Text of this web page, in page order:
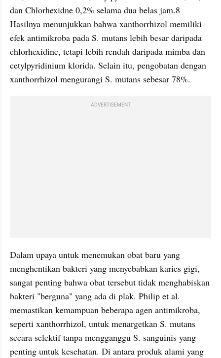
dan Chlorhexidne 0,2% selama dua belas jam.8
Hasilnya menunjukkan bahwa xanthorrhizol memiliki
efek antimikroba pada S. mutans lebih besar daripada
chlorhexidine, tetapi lebih rendah daripada mimba dan
cetylpyridinium klorida. Selain itu, pengobatan dengan
xanthorrhizol mengurangi S. mutans sebesar 78%.
ADVERTISEMENT
Dalam upaya untuk menemukan obat baru yang
menghentikan bakteri yang menyebabkan karies gigi,
sangat penting bahwa obat tersebut tidak menghabiskan
bakteri "berguna" yang ada di plak. Philip et al.
memastikan kemampuan beberapa agen antimikroba,
seperti xanthorrhizol, untuk menargetkan S. mutans
secara selektif tanpa mengganggu S. sanguinis yang
penting untuk kesehatan. Di antara produk alami yang